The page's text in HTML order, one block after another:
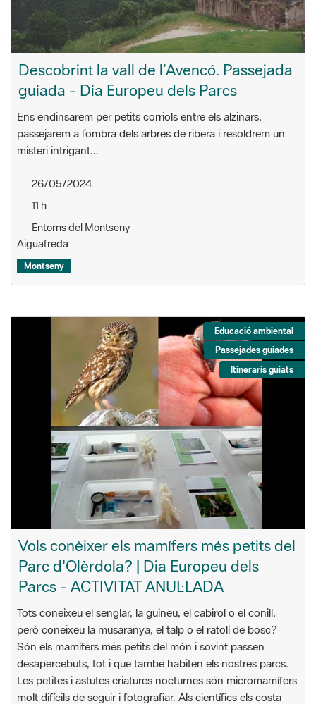
Descobrint la vall de l’Avencó. Passejada
guiada - Dia Europeu dels Parcs
Ens endinsarem per petits corriols entre els alzinars,
passejarem a l’ombra dels arbres de ribera i resoldrem un
misteri intrigant...
26/05/2024
11 h
Entorns del Montseny
Aiguafreda
Montseny
Educació ambiental
Passejades guiades
Itineraris guiats
Vols conèixer els mamífers més petits del
Parc d'Olèrdola? | Dia Europeu dels
Parcs - ACTIVITAT ANUL·LADA
Tots coneixeu el senglar, la guineu, el cabirol o el conill,
però coneixeu la musaranya, el talp o el ratolí de bosc?
Són els mamífers més petits del món i sovint passen
desapercebuts, tot i que també habiten els nostres parcs.
Les petites i astutes criatures nocturnes són micromamífers
molt difícils de seguir i fotografiar. Als científics els costa